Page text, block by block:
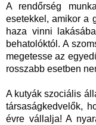
A rendőrség
esetekkel, amikor a
haza vinni
behatolóktól. A
megetesse az
rosszabb esetben
A kutyák szociális
társaságkedvelők,
évre vállalja! A